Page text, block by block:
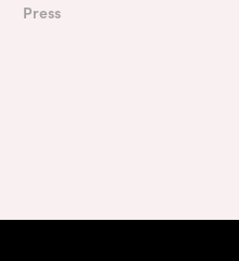
Press